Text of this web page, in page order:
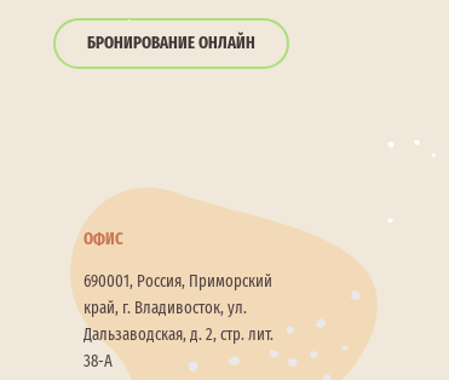
БРОНИРОВАНИЕ ОНЛАЙН
ОФИС
690001, Россия, Приморский
край, г. Владивосток, ул.
Дальзаводская, д. 2, стр. лит.
38-А